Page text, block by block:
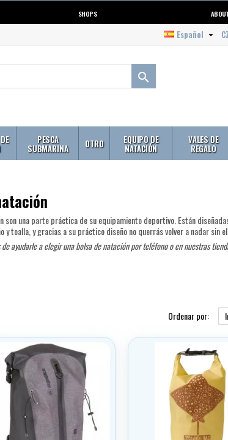
SHOPS
Español 

PESCA
SUBMARINA OTRO EQUIPO DE
NATACIÓN
VALES DE
REGALO
son una parte práctica de su equipamiento deportivo. Están
y toalla, y gracias a su práctico diseño no querrás volver a nadar sin
ayudarle a elegir una bolsa de natación por teléfono o en nuestras
Ordenar por: